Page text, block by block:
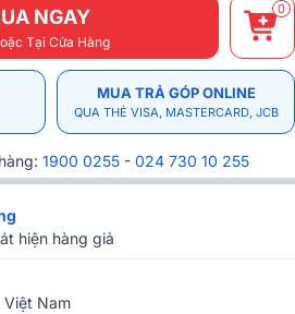
NGAY
Tại Cửa Hàng
0
MUA TRẢ GÓP ONLINE
QUA THẺ VISA, MASTERCARD, JCB
1900 0255 - 024 730 10 255
hiện hàng giả
Việt Nam